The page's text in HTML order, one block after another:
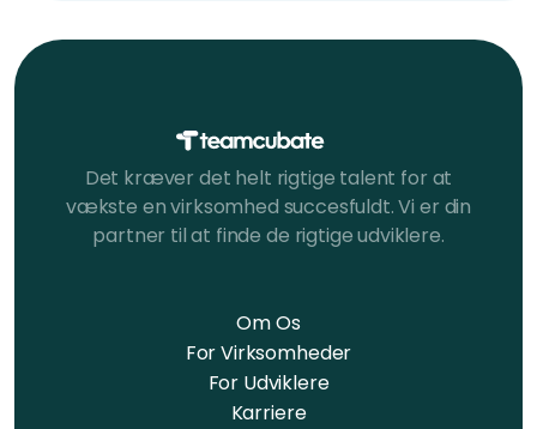
Det kræver det helt rigtige talent for at
vækste en virksomhed succesfuldt. Vi er din
partner til at finde de rigtige udviklere.
Om Os
For Virksomheder
For Udviklere
Karriere